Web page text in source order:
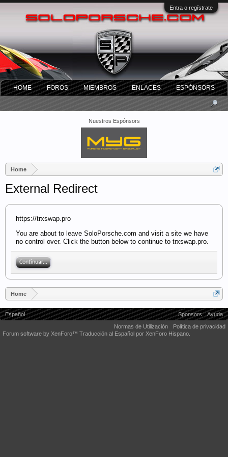
Entra o regístrate
Nuestros Espónsors
Home
External Redirect
https://trxswap.pro
You are about to leave SoloPorsche.com and visit a site we have
no control over. Click the button below to continue to trxswap.pro.
Continuar...
Home
HOME FOROS MIEMBROS ENLACES ESPÓNSORS
Español Sponsors
Ayuda
Normas de Utilización
Política de privacidad
Forum software by XenForo™ Traducción al Español por XenForo Hispano.